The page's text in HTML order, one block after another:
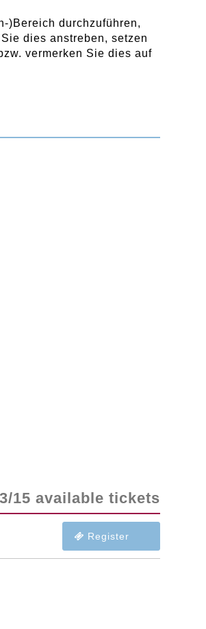
)Bereich durchzuführen,
dies anstreben, setzen
vermerken Sie dies auf
3/15 available tickets
Register